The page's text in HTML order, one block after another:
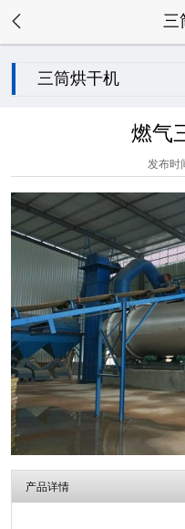
 三
三筒烘干机
燃气
发布时
产品详情